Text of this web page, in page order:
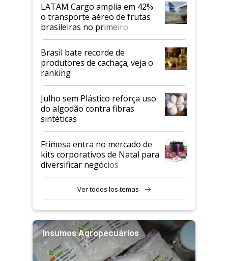
LATAM Cargo amplia em 42%
o transporte aéreo de frutas
brasileiras no primeiro
semestre
Brasil bate recorde de
produtores de cachaça; veja o
ranking
Julho sem Plástico reforça uso
do algodão contra fibras
sintéticas
Frimesa entra no mercado de
kits corporativos de Natal para
diversificar negócios
Ver todos los temas
Insumos Agropecuários